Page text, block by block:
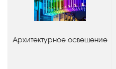
Архитектурное освещение